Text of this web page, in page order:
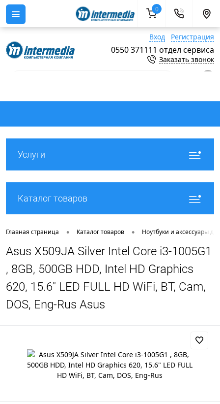
Вход Регистрация
0550 371111 отдел сервиса
Заказать звонок
Услуги
Каталог товаров
Главная страница • Каталог товаров • Ноутбуки и аксессуары
Asus X509JA Silver Intel Core i3-1005G1
, 8GB, 500GB HDD, Intel HD Graphics
620, 15.6" LED FULL HD WiFi, BT, Cam,
DOS, Eng-Rus Asus
0